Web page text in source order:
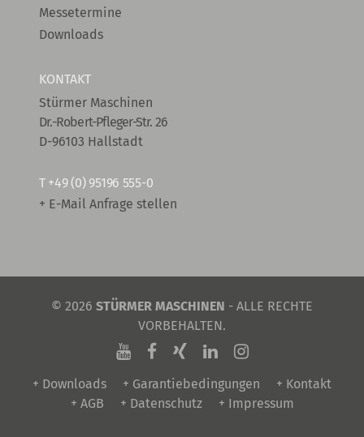
Messetermine
Downloads
KONTAKT
Stürmer Maschinen
Dr.-Robert-Pfleger-Str. 26
D-96103 Hallstadt
T +49 (0) 95196 555-0
+ E-Mail Anfrage stellen
© 2026 STÜRMER MASCHINEN - ALLE RECHTE
VORBEHALTEN.
+ Downloads + Garantiebedingungen
+ Kontakt
+ AGB
+ Datenschutz + Impressum